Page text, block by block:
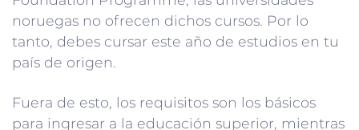
noruegas no ofrecen dichos cursos. Por lo
tanto, debes cursar este año de estudios en tu
país de origen.
Fuera de esto, los requisitos son los básicos
para ingresar a la educación superior, mientras